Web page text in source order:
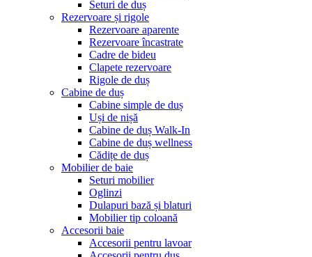
Seturi de duș
Rezervoare și rigole
Rezervoare aparente
Rezervoare încastrate
Cadre de bideu
Clapete rezervoare
Rigole de duș
Cabine de duș
Cabine simple de duș
Uși de nișă
Cabine de duș Walk-In
Cabine de duș wellness
Cădițe de duș
Mobilier de baie
Seturi mobilier
Oglinzi
Dulapuri bază și blaturi
Mobilier tip coloană
Accesorii baie
Accesorii pentru lavoar